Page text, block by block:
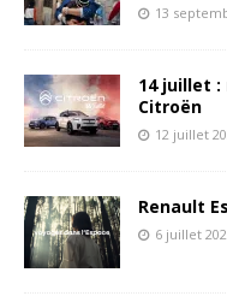
13
14 juillet
Citroën
12 juillet
Renault
6 juillet